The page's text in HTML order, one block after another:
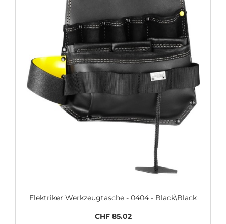
Elektriker Werkzeugtasche - 0404 - Black\Black
CHF 85.02